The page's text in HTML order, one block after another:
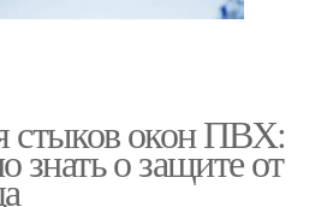
стыков окон ПВХ:
знать о защите от